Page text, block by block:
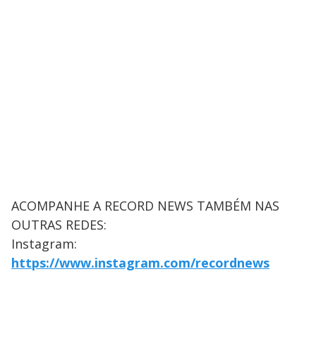
ACOMPANHE A RECORD NEWS TAMBÉM NAS
OUTRAS REDES:
Instagram:
https://www.instagram.com/recordnews